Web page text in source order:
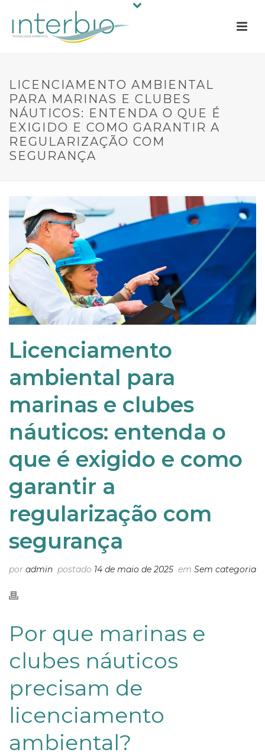
LICENCIAMENTO AMBIENTAL
PARA MARINAS E CLUBES
NÁUTICOS: ENTENDA O QUE É
EXIGIDO E COMO GARANTIR A
REGULARIZAÇÃO COM
SEGURANÇA
Licenciamento
ambiental para
marinas e clubes
náuticos: entenda o
que é exigido e como
garantir a
regularização com
segurança
por admin postado 14 de maio de 2025 em Sem categoria
Por que marinas e
clubes náuticos
precisam de
licenciamento
ambiental?